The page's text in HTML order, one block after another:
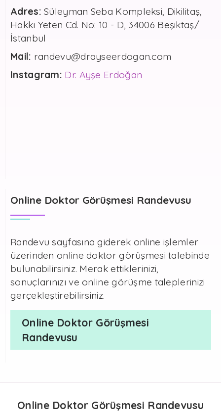
Adres: Süleyman Seba Kompleksi, Dikilitaş,
Hakkı Yeten Cd. No: 10 - D, 34006 Beşiktaş/
İstanbul
Mail: randevu@drayseerdogan.com
Instagram: Dr. Ayşe Erdoğan
Online Doktor Görüşmesi Randevusu
Randevu sayfasına giderek online işlemler
üzerinden online doktor görüşmesi talebinde
bulunabilirsiniz. Merak ettiklerinizi,
sonuçlarınızı ve online görüşme taleplerinizi
gerçekleştirebilirsiniz.
Online Doktor Görüşmesi
Randevusu
Online Doktor Görüşmesi Randevusu